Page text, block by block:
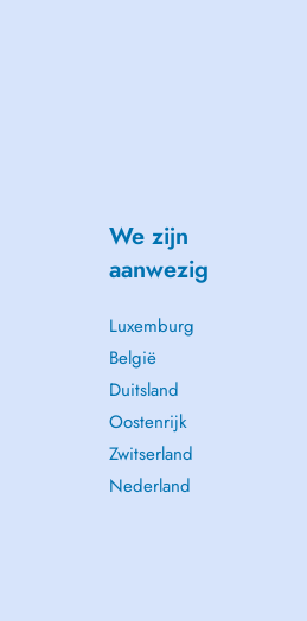
We zijn
aanwezig
Luxemburg
België
Duitsland
Oostenrijk
Zwitserland
Nederland